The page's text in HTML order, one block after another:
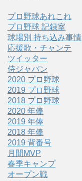
プロ野球あれこれ
プロ野球 記録室
球場別 持ち込み事情
応援歌・チャンテ
ツイッター
侍ジャパン
2020 プロ野球
2019 プロ野球
2018 プロ野球
2020 年俸
2019 年俸
2018 年俸
2019 背番号
月間MVP
春季キャンプ
オープン戦